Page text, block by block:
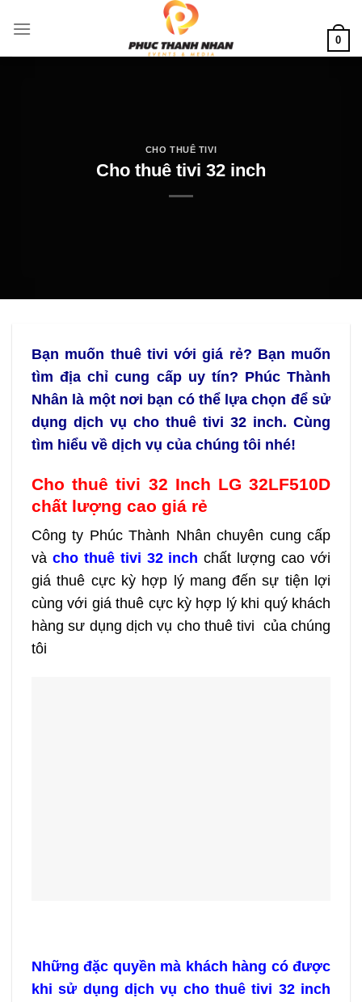
0
CHO THUÊ TIVI
Cho thuê tivi 32 inch
Bạn muốn thuê tivi với giá rẻ? Bạn muốn
tìm địa chỉ cung cấp uy tín? Phúc Thành
Nhân là một nơi bạn có thể lựa chọn để sử
dụng dịch vụ cho thuê tivi 32 inch. Cùng
tìm hiểu về dịch vụ của chúng tôi nhé!
Cho thuê tivi 32 Inch LG 32LF510D
chất lượng cao giá rẻ
Công ty Phúc Thành Nhân chuyên cung cấp
và cho thuê tivi 32 inch chất lượng cao với
giá thuê cực kỳ hợp lý mang đến sự tiện lợi
cùng với giá thuê cực kỳ hợp lý khi quý khách
hàng sư dụng dịch vụ cho thuê tivi của chúng
tôi
Những đặc quyền mà khách hàng có được
khi sử dụng dịch vụ cho thuê tivi 32 inch